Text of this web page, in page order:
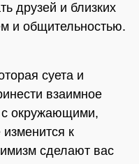
друзей и близких
и общительностью.
суета и
взаимное
с окружающими,
к
сделают вас